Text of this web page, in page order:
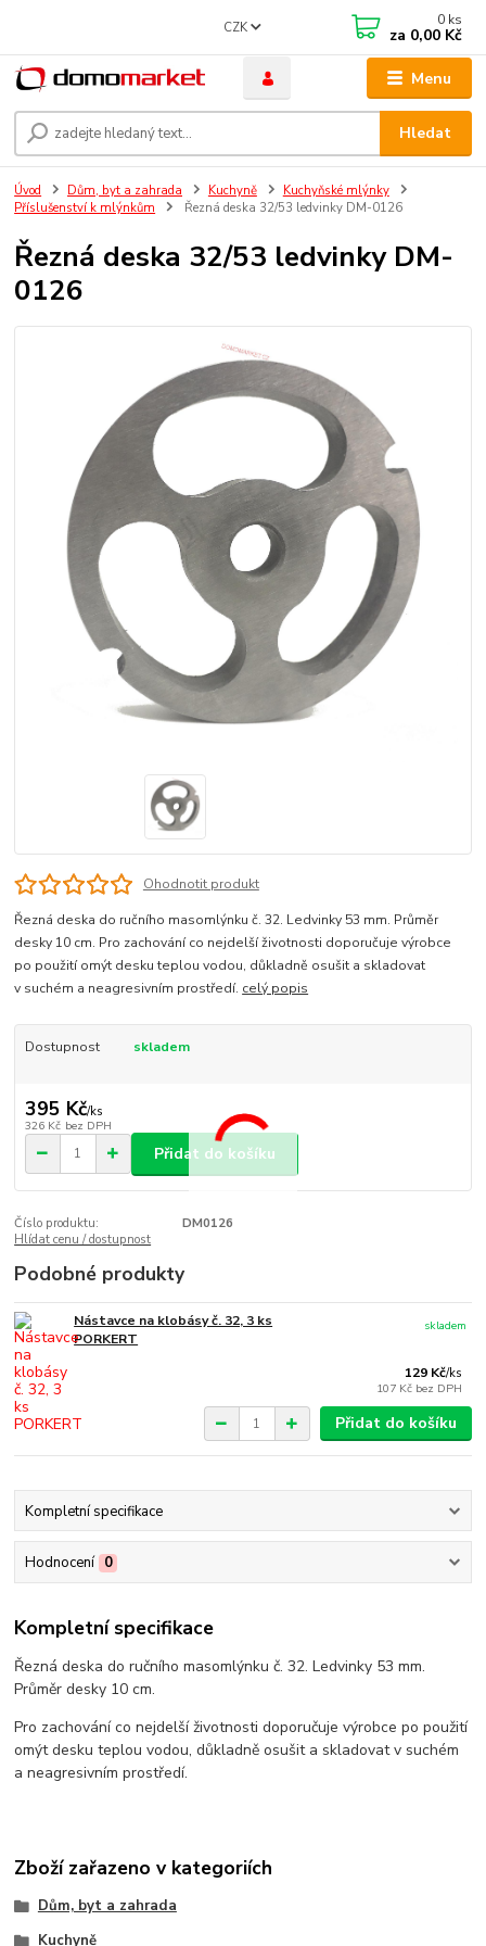
Menu
CZK
Hledat
0 ks
za 0,00 Kč
Úvod Dům, byt a zahrada Kuchyně
Kuchyňské mlýnky
Příslušenství k mlýnkům
Řezná deska 32/53 ledvinky DM-0126
Řezná deska 32/53 ledvinky DM-
0126
Ohodnotit produkt
Řezná deska do ručního masomlýnku č. 32. Ledvinky 53 mm. Průměr
desky 10 cm. Pro zachování co nejdelší životnosti doporučuje výrobce
po použití omýt desku teplou vodou, důkladně osušit a skladovat
v suchém a neagresivním prostředí. celý popis
Dostupnost skladem
395 Kč/ks
326 Kč bez DPH
Přidat do košíku
Číslo produktu:
DM0126
Hlídat cenu / dostupnost
Podobné produkty
Nástavce na klobásy č. 32, 3 ks
PORKERT
129 Kč/ks
107 Kč bez DPH
skladem
Přidat do košíku
Kompletní specifikace
Hodnocení 0
Kompletní specifikace
Řezná deska do ručního masomlýnku č. 32. Ledvinky 53 mm.
Průměr desky 10 cm.
Pro zachování co nejdelší životnosti doporučuje výrobce po použití
omýt desku teplou vodou, důkladně osušit a skladovat v suchém
a neagresivním prostředí.
Zboží zařazeno v kategoriích
Dům, byt a zahrada
Kuchyně